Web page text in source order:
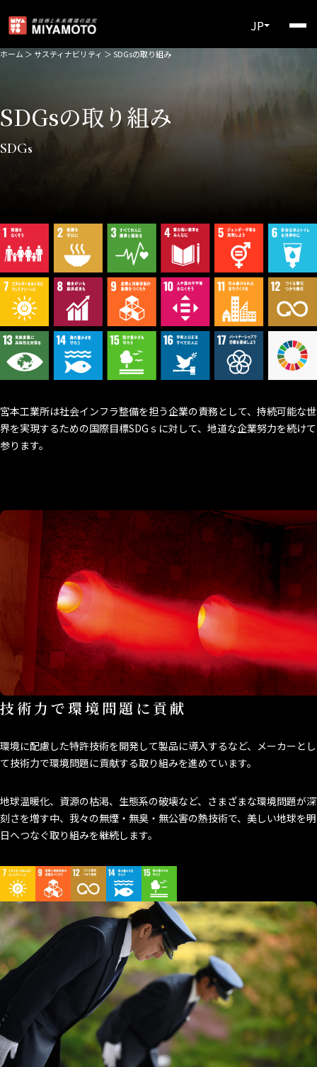
JP
ホーム ＞サスティナビリティ ＞SDGsの取り組み
SDGsの取り組み
SDGs
宮本工業所は社会インフラ整備を担う企業の責務として、持続可能な世
界を実現するための国際目標SDGｓに対して、地道な企業努力を続けて
参ります。
技術力で環境問題に貢献
環境に配慮した特許技術を開発して製品に導入するなど、メーカーとし
て技術力で環境問題に貢献する取り組みを進めています。
地球温暖化、資源の枯渇、生態系の破壊など、さまざまな環境問題が深
刻さを増す中、我々の無煙・無臭・無公害の熱技術で、美しい地球を明
日へつなぐ取り組みを継続します。